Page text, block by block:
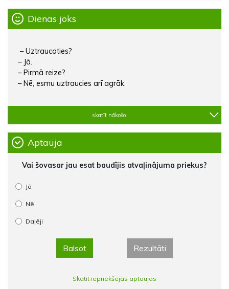
Dienas joks
– Uztraucaties?
– Jā.
– Pirmā reize?
– Nē, esmu uztraucies arī agrāk.
skatīt nākošo
Aptauja
Vai šovasar jau esat baudījis atvaļinājuma priekus?
Jā
Nē
Daļēji
Balsot Rezultāti
Skatīt iepriekšējās aptaujas